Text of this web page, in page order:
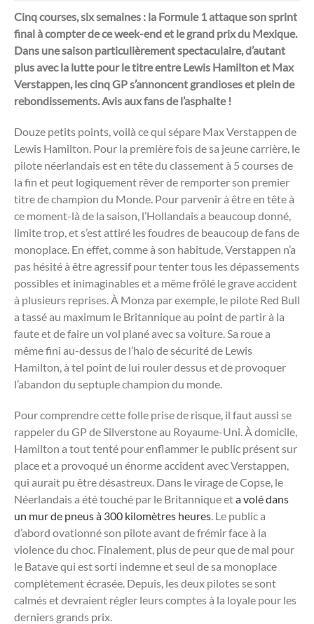
Cinq courses, six semaines : la Formule 1 attaque son sprint
final à compter de ce week-end et le grand prix du Mexique.
Dans une saison particulièrement spectaculaire, d’autant
plus avec la lutte pour le titre entre Lewis Hamilton et Max
Verstappen, les cinq GP s’annoncent grandioses et plein de
rebondissements. Avis aux fans de l’asphalte !
Douze petits points, voilà ce qui sépare Max Verstappen de
Lewis Hamilton. Pour la première fois de sa jeune carrière, le
pilote néerlandais est en tête du classement à 5 courses de
la fin et peut logiquement rêver de remporter son premier
titre de champion du Monde. Pour parvenir à être en tête à
ce moment-là de la saison, l’Hollandais a beaucoup donné,
limite trop, et s’est attiré les foudres de beaucoup de fans de
monoplace. En effet, comme à son habitude, Verstappen n’a
pas hésité à être agressif pour tenter tous les dépassements
possibles et inimaginables et a même frôlé le grave accident
à plusieurs reprises. À Monza par exemple, le pilote Red Bull
a tassé au maximum le Britannique au point de partir à la
faute et de faire un vol plané avec sa voiture. Sa roue a
même fini au-dessus de l’halo de sécurité de Lewis
Hamilton, à tel point de lui rouler dessus et de provoquer
l’abandon du septuple champion du monde.
Pour comprendre cette folle prise de risque, il faut aussi se
rappeler du GP de Silverstone au Royaume-Uni. À domicile,
Hamilton a tout tenté pour enflammer le public présent sur
place et a provoqué un énorme accident avec Verstappen,
qui aurait pu être désastreux. Dans le virage de Copse, le
Néerlandais a été touché par le Britannique eta volé dans
un mur de pneus à 300 kilomètres heures. Le public a
d’abord ovationné son pilote avant de frémir face à la
violence du choc. Finalement, plus de peur que de mal pour
le Batave qui est sorti indemne et seul de sa monoplace
complètement écrasée. Depuis, les deux pilotes se sont
calmés et devraient régler leurs comptes à la loyale pour les
derniers grands prix.